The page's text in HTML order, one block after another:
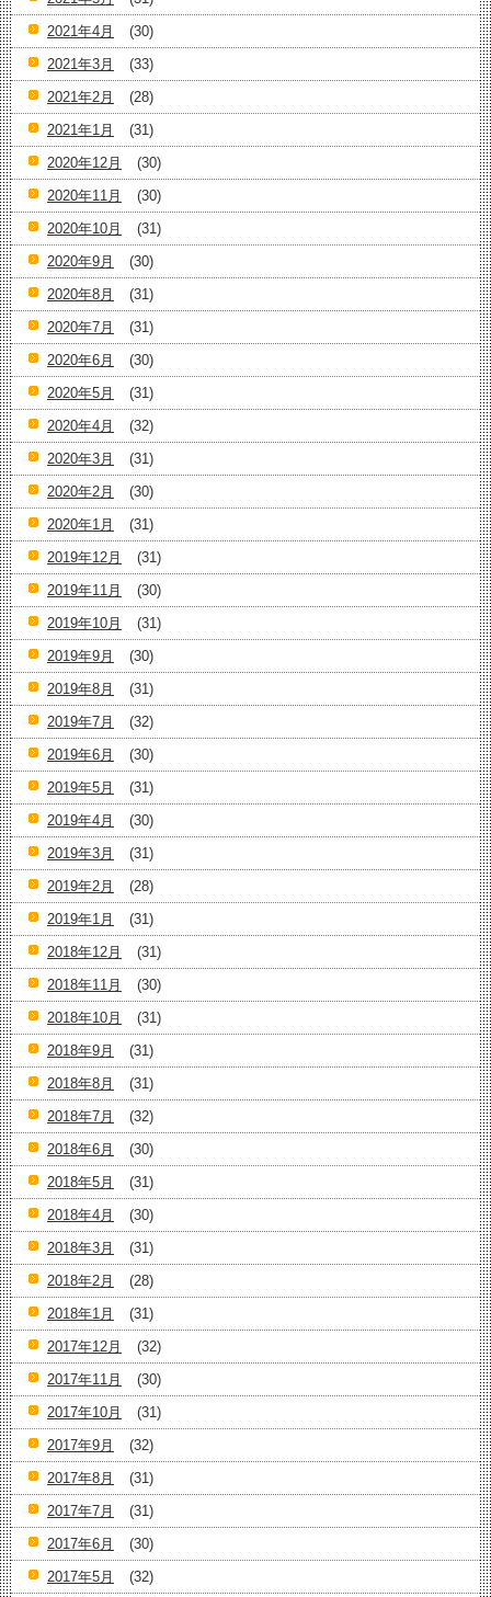
2021年4月
(30)
2021年3月
(33)
2021年2月
(28)
2021年1月
(31)
2020年12月
(30)
2020年11月
(30)
2020年10月
(31)
2020年9月
(30)
2020年8月
(31)
2020年7月
(31)
2020年6月
(30)
2020年5月
(31)
2020年4月
(32)
2020年3月
(31)
2020年2月
(30)
2020年1月
(31)
2019年12月
(31)
2019年11月
(30)
2019年10月
(31)
2019年9月
(30)
2019年8月
(31)
2019年7月
(32)
2019年6月
(30)
2019年5月
(31)
2019年4月
(30)
2019年3月
(31)
2019年2月
(28)
2019年1月
(31)
2018年12月
(31)
2018年11月
(30)
2018年10月
(31)
2018年9月
(31)
2018年8月
(31)
2018年7月
(32)
2018年6月
(30)
2018年5月
(31)
2018年4月
(30)
2018年3月
(31)
2018年2月
(28)
2018年1月
(31)
2017年12月
(32)
2017年11月
(30)
2017年10月
(31)
2017年9月
(32)
2017年8月
(31)
2017年7月
(31)
2017年6月
(30)
2017年5月
(32)